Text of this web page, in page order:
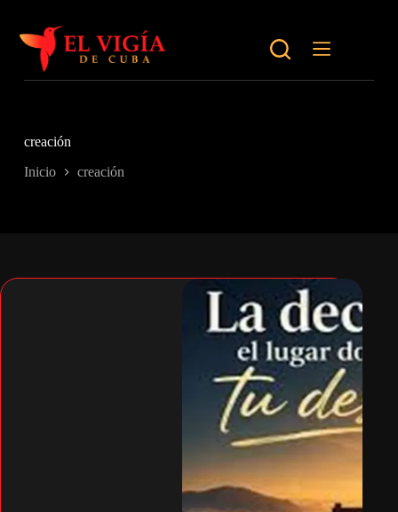
contenido
creación
Inicio creación